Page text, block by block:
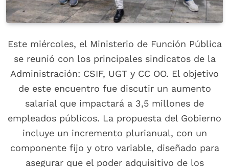
Este miércoles, el Ministerio de Función Pública
se reunió con los principales sindicatos de la
Administración: CSIF, UGT y CC OO. El objetivo
de este encuentro fue discutir un aumento
salarial que impactará a 3,5 millones de
empleados públicos. La propuesta del Gobierno
incluye un incremento plurianual, con un
componente fijo y otro variable, diseñado para
asegurar que el poder adquisitivo de los